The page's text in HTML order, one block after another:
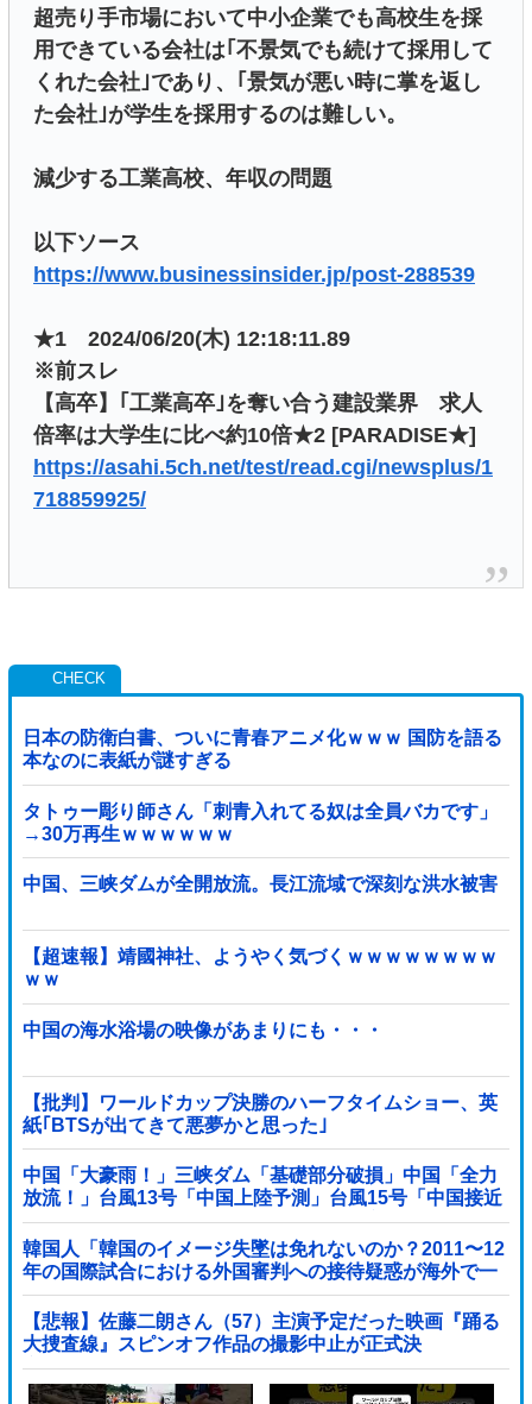
超売り手市場において中小企業でも高校生を採
用できている会社は｢不景気でも続けて採用して
くれた会社｣であり、｢景気が悪い時に掌を返し
た会社｣が学生を採用するのは難しい。
減少する工業高校、年収の問題
以下ソース
https://www.businessinsider.jp/post-288539
★1 2024/06/20(木) 12:18:11.89
※前スレ
【高卒】｢工業高卒｣を奪い合う建設業界 求人
倍率は大学生に比べ約10倍★2 [PARADISE★]
https://asahi.5ch.net/test/read.cgi/newsplus/1
718859925/
日本の防衛白書、ついに青春アニメ化ｗｗｗ 国防を語る
本なのに表紙が謎すぎる
タトゥー彫り師さん「刺青入れてる奴は全員バカです」
→30万再生ｗｗｗｗｗｗ
中国、三峡ダムが全開放流。長江流域で深刻な洪水被害
【超速報】靖國神社、ようやく気づくｗｗｗｗｗｗｗｗ
ｗｗ
中国の海水浴場の映像があまりにも・・・
【批判】ワールドカップ決勝のハーフタイムショー、英
紙｢BTSが出てきて悪夢かと思った｣
中国「大豪雨！」三峡ダム「基礎部分破損」中国「全力
放流！」台風13号「中国上陸予測」台風15号「中国接近
（画像」中国「台風同時上陸！（穀物生産が壊滅危機」
→
韓国人「韓国のイメージ失墜は免れないのか？2011〜12
年の国際試合における外国審判への接待疑惑が海外で一
斉に報じられる‥」
【悲報】佐藤二朗さん（57）主演予定だった映画『踊る
大捜査線』スピンオフ作品の撮影中止が正式決
定・・・・・・・・・他